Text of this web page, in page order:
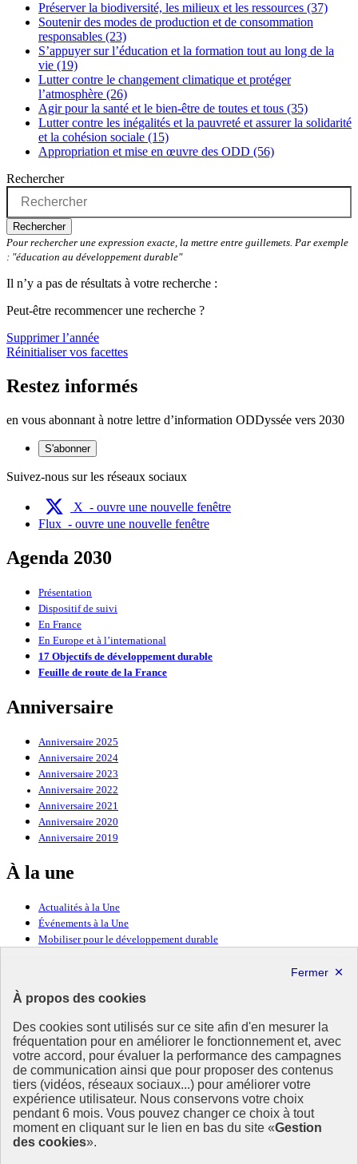
À propos des cookies
Des cookies sont utilisés sur ce site afin d'en mesurer la
fréquentation pour en améliorer le fonctionnement et, avec
votre accord, pour évaluer la performance des campagnes
de communication ainsi que pour proposer des contenus
tiers (vidéos, réseaux sociaux...) pour améliorer votre
expérience utilisateur. Nous conservons votre choix
pendant 6 mois. Vous pouvez changer ce choix à tout
moment en cliquant sur le lien en bas du site «Gestion
des cookies».
Préserver la biodiversité, les milieux et les ressources (37)
Soutenir des modes de production et de consommation
responsables (23)
S’appuyer sur l’éducation et la formation tout au long de la
vie (19)
Lutter contre le changement climatique et protéger
l’atmosphère (26)
Agir pour la santé et le bien-être de toutes et tous (35)
Lutter contre les inégalités et la pauvreté et assurer la solidarité
et la cohésion sociale (15)
Appropriation et mise en œuvre des ODD (56)
Rechercher
Rechercher
Pour rechercher une expression exacte, la mettre entre guillemets. Par exemple
: "éducation au développement durable"
Il n’y a pas de résultats à votre recherche :
Peut-être recommencer une recherche ?
Supprimer l’année
Réinitialiser vos facettes
Restez informés
en vous abonnant à notre lettre d’information ODDyssée vers 2030
S'abonner
Suivez-nous sur les réseaux sociaux
X - ouvre une nouvelle fenêtre
Flux - ouvre une nouvelle fenêtre
Agenda 2030
Présentation
Dispositif de suivi
En France
En Europe et à l’international
17 Objectifs de développement durable
Feuille de route de la France
Anniversaire
Anniversaire 2025
Anniversaire 2024
Anniversaire 2023
Anniversaire 2022
Anniversaire 2021
Anniversaire 2020
Anniversaire 2019
À la une
Actualités à la Une
Événements à la Une
Mobiliser pour le développement durable
Ressources
Ressources
La Méth’ODD
Gouvernement
Ce site propose l’information de référence concernant l’Agenda
2030 et la feuille de route de la France. Il valorise la mobilisation de
tous les acteurs.